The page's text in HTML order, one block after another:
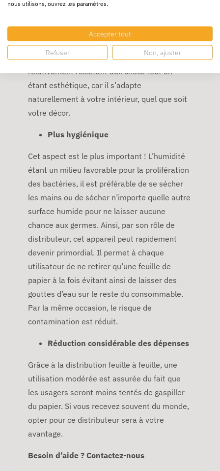
Fabriqué en ABS, ce distributeur est à la fois
robuste et efficace. En effet, il est
relativement résistant aux chocs tout en
étant esthétique, car il s’adapte
naturellement à votre intérieur, quel que soit
votre décor.
Plus hygiénique
Cet aspect est le plus important ! L’humidité
étant un milieu favorable pour la prolifération
des bactéries, il est préférable de se sécher
les mains ou de sécher n’importe quelle autre
surface humide pour ne laisser aucune
chance aux germes. Ainsi, par son rôle de
distributeur, cet appareil peut rapidement
devenir primordial. Il permet à chaque
utilisateur de ne retirer qu’une feuille de
papier à la fois évitant ainsi de laisser des
gouttes d’eau sur le reste du consommable.
Par la même occasion, le risque de
contamination est réduit.
Réduction considérable des dépenses
Grâce à la distribution feuille à feuille, une
utilisation modérée est assurée du fait que
les usagers seront moins tentés de gaspiller
du papier. Si vous recevez souvent du monde,
opter pour ce distributeur sera à votre
avantage.
Besoin d’aide ? Contactez-nous
nous utilisons, ouvrez les paramètres.
Accepter tout
Refuser Non, ajuster